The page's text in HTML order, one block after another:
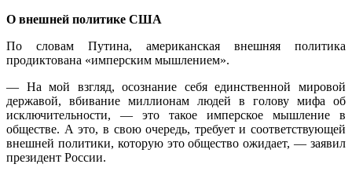
О внешней политике США
По словам Путина, американская внешняя политика
продиктована «имперским мышлением».
— На мой взгляд, осознание себя единственной мировой
державой, вбивание миллионам людей в голову мифа об
исключительности, — это такое имперское мышление в
обществе. А это, в свою очередь, требует и соответствующей
внешней политики, которую это общество ожидает, — заявил
президент России.